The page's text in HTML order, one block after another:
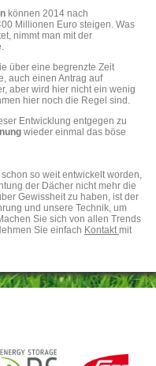
können 2014 nach
Millionen Euro steigen. Was
nimmt man mit der
über eine begrenzte Zeit
auch einen Antrag auf
aber wird hier nicht ein wenig
hier noch die Regel sind.
Entwicklung entgegen zu
wieder einmal das böse
so weit entwickelt worden,
der Dächer nicht mehr die
Gewissheit zu haben, ist der
und unsere Technik, um
Sie sich von allen Trends
Sie einfach Kontakt mit